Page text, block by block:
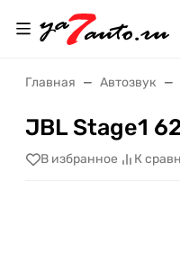
Главная Автозвук
JBL Stage1
В избранное К